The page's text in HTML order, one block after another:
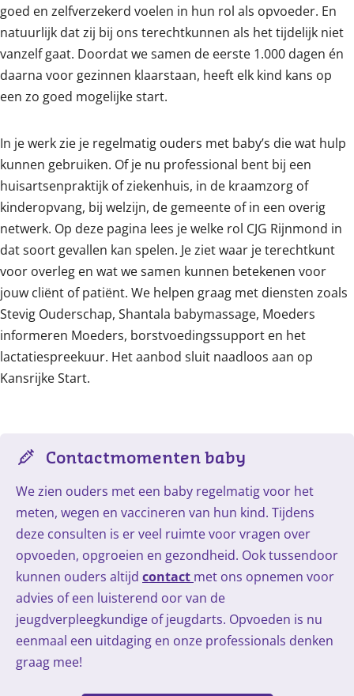
goed en zelfverzekerd voelen in hun rol als opvoeder. En
natuurlijk dat zij bij ons terechtkunnen als het tijdelijk niet
vanzelf gaat. Doordat we samen de eerste 1.000 dagen én
daarna voor gezinnen klaarstaan, heeft elk kind kans op
een zo goed mogelijke start.
In je werk zie je regelmatig ouders met baby’s die wat hulp
kunnen gebruiken. Of je nu professional bent bij een
huisartsenpraktijk of ziekenhuis, in de kraamzorg of
kinderopvang, bij welzijn, de gemeente of in een overig
netwerk. Op deze pagina lees je welke rol CJG Rijnmond in
dat soort gevallen kan spelen. Je ziet waar je terechtkunt
voor overleg en wat we samen kunnen betekenen voor
jouw cliënt of patiënt. We helpen graag met diensten zoals
Stevig Ouderschap, Shantala babymassage, Moeders
informeren Moeders, borstvoedingssupport en het
lactatiespreekuur. Het aanbod sluit naadloos aan op
Kansrijke Start.
Contactmomenten baby
We zien ouders met een baby regelmatig voor het
meten, wegen en vaccineren van hun kind. Tijdens
deze consulten is er veel ruimte voor vragen over
opvoeden, opgroeien en gezondheid. Ook tussendoor
kunnen ouders altijd contact met ons opnemen voor
advies of een luisterend oor van de
jeugdverpleegkundige of jeugdarts. Opvoeden is nu
eenmaal een uitdaging en onze professionals denken
graag mee!